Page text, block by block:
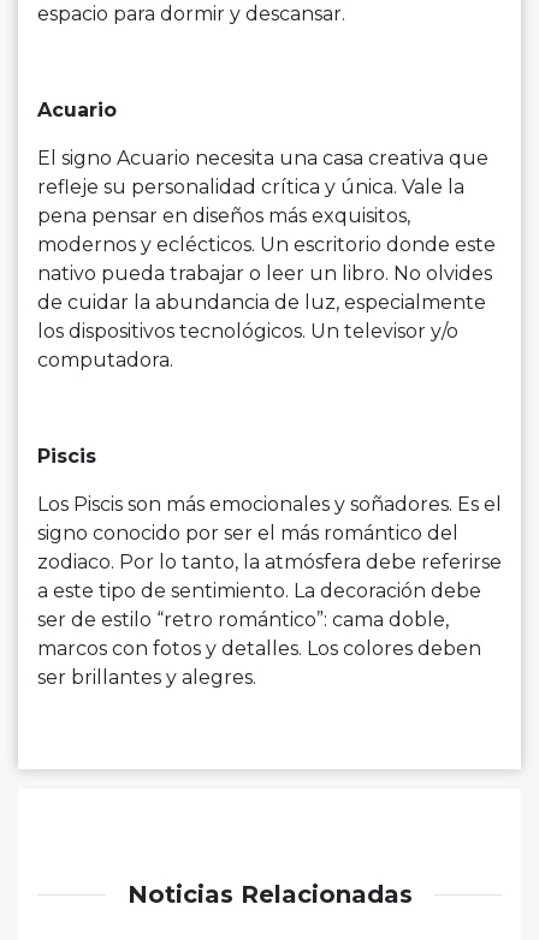
espacio para dormir y descansar.
Acuario
El signo Acuario necesita una casa creativa que
refleje su personalidad crítica y única. Vale la
pena pensar en diseños más exquisitos,
modernos y eclécticos. Un escritorio donde este
nativo pueda trabajar o leer un libro. No olvides
de cuidar la abundancia de luz, especialmente
los dispositivos tecnológicos. Un televisor y/o
computadora.
Piscis
Los Piscis son más emocionales y soñadores. Es el
signo conocido por ser el más romántico del
zodiaco. Por lo tanto, la atmósfera debe referirse
a este tipo de sentimiento. La decoración debe
ser de estilo “retro romántico”: cama doble,
marcos con fotos y detalles. Los colores deben
ser brillantes y alegres.
Noticias Relacionadas